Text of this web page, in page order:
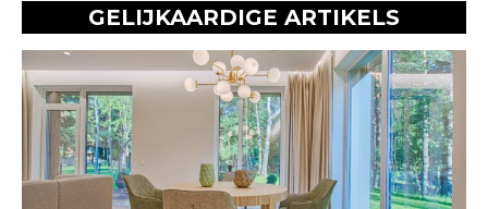
GELIJKAARDIGE ARTIKELS